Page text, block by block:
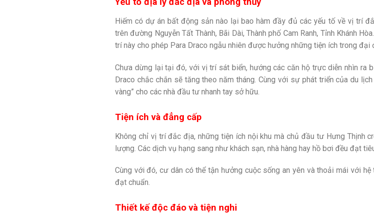
Yếu tố địa lý đắc địa và phong thủy
Hiếm có dự án bất động sản nào lại bao hàm đầy đủ các yếu tố về vị trí
trên đường Nguyễn Tất Thành, Bãi Dài, Thành phố Cam Ranh, Tỉnh Khánh
trí này cho phép Para Draco ngẫu nhiên được hưởng những tiện ích trong đại
Chưa dừng lại tại đó, với vị trí sát biển, hướng các căn hộ trực diễn nhìn ra
Draco chắc chắn sẽ tăng theo năm tháng. Cùng với sự phát triển của du
vàng” cho các nhà đầu tư nhanh tay sở hữu.
Tiện ích và đẳng cấp
Không chỉ vị trí đắc địa, những tiện ích nội khu mà chủ đầu tư Hưng Thịnh
lượng. Các dịch vụ hạng sang như khách sạn, nhà hàng hay hồ bơi đều đạt
Cùng với đó, cư dân có thể tận hưởng cuộc sống an yên và thoải mái với
đạt chuẩn.
Thiết kế độc đáo và tiện nghi